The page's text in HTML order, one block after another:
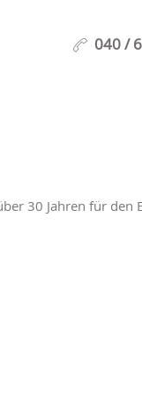
040 /
30 Jahren für den